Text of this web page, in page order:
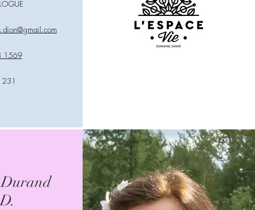
@gmail.com
1569
231
Durand